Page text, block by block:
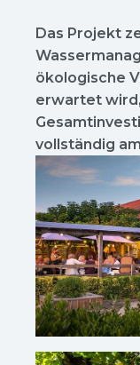
Das Projekt
ökologische
erwartet
vollständig